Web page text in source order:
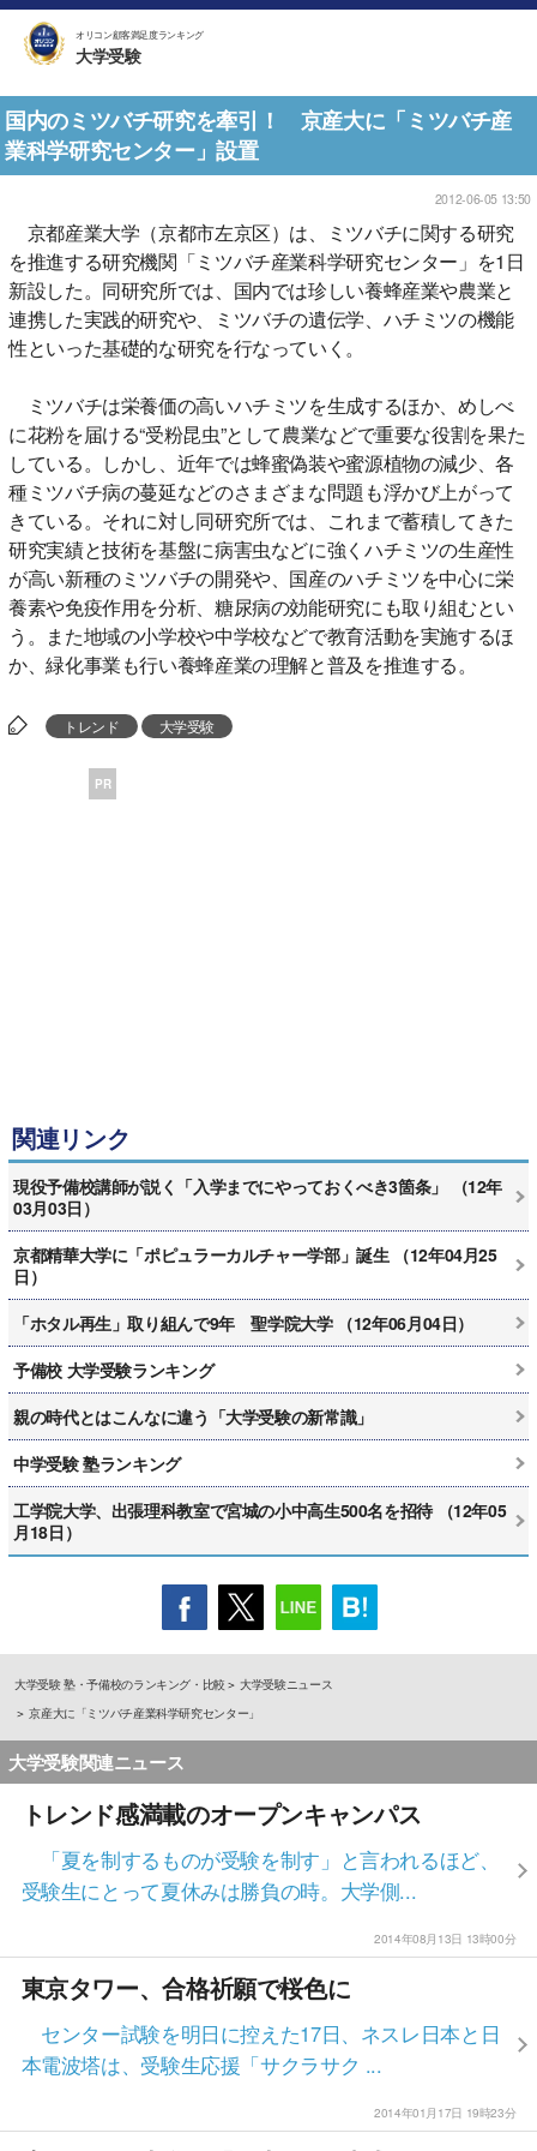
オリコン顧客満足度ランキング
大学受験
国内のミツバチ研究を牽引！ 京産大に「ミツバチ産
業科学研究センター」設置
2012-06-05 13:50
京都産業大学（京都市左京区）は、ミツバチに関する研究
を推進する研究機関「ミツバチ産業科学研究センター」を1日
新設した。同研究所では、国内では珍しい養蜂産業や農業と
連携した実践的研究や、ミツバチの遺伝学、ハチミツの機能
性といった基礎的な研究を行なっていく。
ミツバチは栄養価の高いハチミツを生成するほか、めしべ
に花粉を届ける“受粉昆虫”として農業などで重要な役割を果た
している。しかし、近年では蜂蜜偽装や蜜源植物の減少、各
種ミツバチ病の蔓延などのさまざまな問題も浮かび上がって
きている。それに対し同研究所では、これまで蓄積してきた
研究実績と技術を基盤に病害虫などに強くハチミツの生産性
が高い新種のミツバチの開発や、国産のハチミツを中心に栄
養素や免疫作用を分析、糖尿病の効能研究にも取り組むとい
う。また地域の小学校や中学校などで教育活動を実施するほ
か、緑化事業も行い養蜂産業の理解と普及を推進する。
トレンド 大学受験
PR
関連リンク
現役予備校講師が説く「入学までにやっておくべき3箇条」 （12年
03月03日）
京都精華大学に「ポピュラーカルチャー学部」誕生 （12年04月25
日）
「ホタル再生」取り組んで9年 聖学院大学 （12年06月04日）
予備校 大学受験ランキング
親の時代とはこんなに違う「大学受験の新常識」
中学受験 塾ランキング
工学院大学、出張理科教室で宮城の小中高生500名を招待 （12年05
月18日）
大学受験 塾・予備校のランキング・比較
大学受験ニュース
京産大に「ミツバチ産業科学研究センター」
大学受験関連ニュース
トレンド感満載のオープンキャンパス
「夏を制するものが受験を制す」と言われるほど、
受験生にとって夏休みは勝負の時。大学側...
2014年08月13日 13時00分
東京タワー、合格祈願で桜色に
センター試験を明日に控えた17日、ネスレ日本と日
本電波塔は、受験生応援「サクラサク ...
2014年01月17日 19時23分